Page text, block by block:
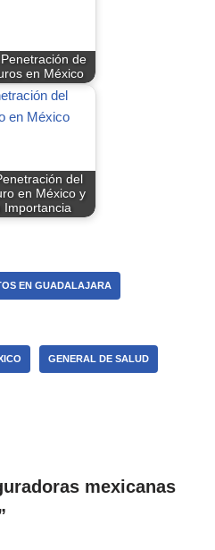
Penetración de
en México
del
en México y
Importancia
EN GUADALAJARA
GENERAL DE SALUD
mexicanas